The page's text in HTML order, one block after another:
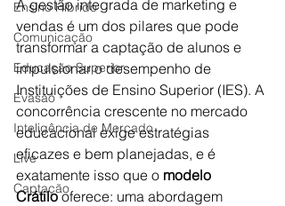
Ensino Híbrido
Comunicação
Educação Superior
Evasão
Inteligência de Mercado
Live
Captação
A gestão integrada de marketing e
vendas é um dos pilares que pode
transformar a captação de alunos e
impulsionar o desempenho de
Instituições de Ensino Superior (IES). A
concorrência crescente no mercado
educacional exige estratégias
eficazes e bem planejadas, e é
exatamente isso que o modelo
Crátilo oferece: uma abordagem